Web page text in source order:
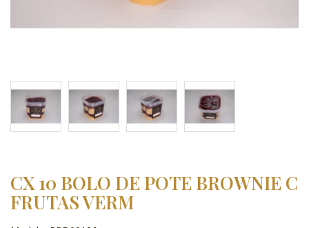
CX 10 BOLO DE POTE BROWNIE C
FRUTAS VERM